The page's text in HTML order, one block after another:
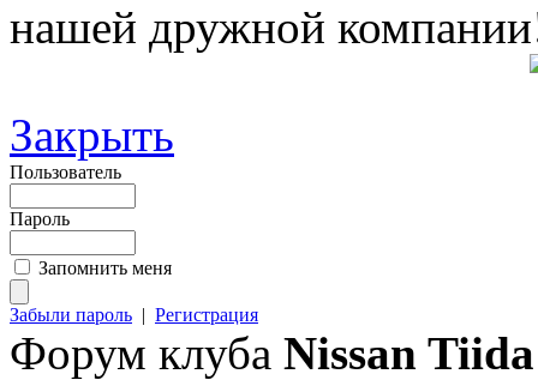
нашей дружной
Закрыть
Пользователь
Пароль
Запомнить меня
Забыли пароль | Регистрация
Форум клуба Nissan Tiida